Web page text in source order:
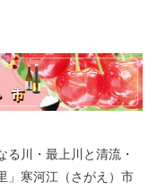
る川・最上川と清流・
」寒河江（さがえ）市